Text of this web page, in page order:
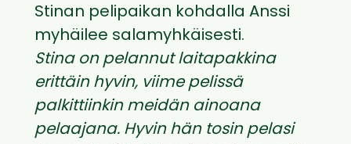
Stinan pelipaikan kohdalla Anssi
myhäilee salamyhkäisesti.
Stina on pelannut laitapakkina
erittäin hyvin, viime pelissä
palkittiinkin meidän ainoana
pelaajana. Hyvin hän tosin pelasi